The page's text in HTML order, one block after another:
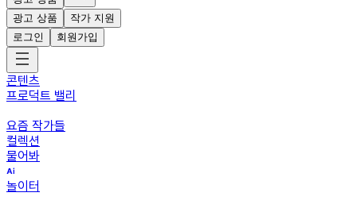
광고 상품
작가 지원
로그인
회원가입
콘텐츠
프로덕트 밸리
요즘 작가들
컬렉션
물어봐
놀이터